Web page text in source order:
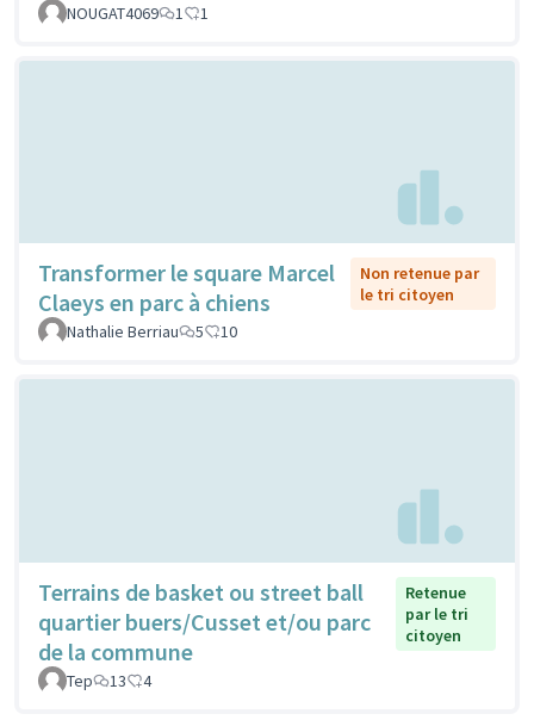
NOUGAT4069 1 1
Transformer le square Marcel
Claeys en parc à chiens
Non retenue par
le tri citoyen
Nathalie Berriau
5 10
Terrains de basket ou street ball
quartier buers/Cusset et/ou parc
de la commune
Retenue
par le tri
citoyen
Tep 13 4